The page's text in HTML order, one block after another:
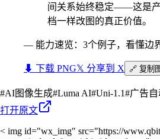
间关系始终稳定——这是
档一样改图的真正价值。
— 能力速览：3个例子，看懂边
⬇︎ 下载 PNG𝕏 分享到 X 🔗 复制
#AI图像生成#Luma AI#Uni-1.1#广告
打开原文
< img id="wx_img" src="https://